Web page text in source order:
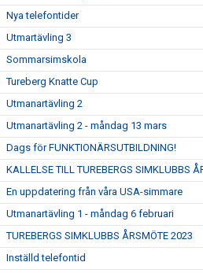
Nya telefontider
Utmartävling 3
Sommarsimskola
Tureberg Knatte Cup
Utmanartävling 2
Utmanartävling 2 - måndag 13 mars
Dags för FUNKTIONÄRSUTBILDNING!
KALLELSE TILL TUREBERGS SIMKLUBBS
En uppdatering från våra USA-simmare
Utmanartävling 1 - måndag 6 februari
TUREBERGS SIMKLUBBS ÅRSMÖTE 2023
Inställd telefontid